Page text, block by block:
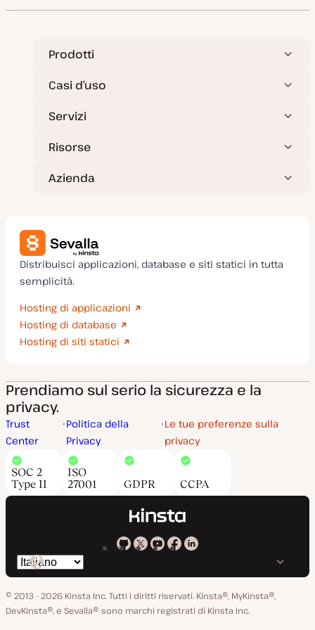
Prodotti
Casi d’uso
Servizi
Risorse
Azienda
Distribuisci applicazioni, database e siti statici in tutta
semplicità.
Hosting di applicazioni
Hosting di database
Hosting di siti statici
Prendiamo sul serio la sicurezza e la
privacy.
Trust
Center
Politica della
Privacy
Le tue preferenze sulla
privacy
SOC 2
Type II
ISO
27001
GDPR CCPA
Kinsta
GitHub
Kinsta
X
Kinsta
YouTube
Kinsta
Facebook
Kinsta
LinkedIn
Cambia
lingua
© 2013 - 2026 Kinsta Inc. Tutti i diritti riservati. Kinsta®, MyKinsta®,
DevKinsta®, e Sevalla® sono marchi registrati di Kinsta Inc.